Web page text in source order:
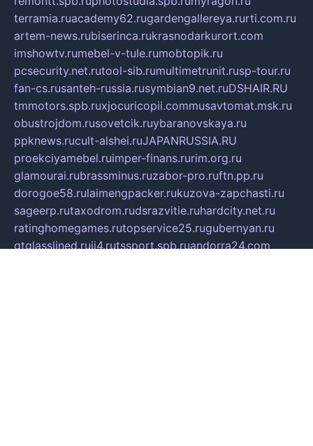
terramia.ruacademy62.rugardengallereya.rurti.com.ru
artem-news.rubiserinca.rukrasnodarkurort.com
imshowtv.rumebel-v-tule.rumobtopik.ru
pcsecurity.net.rutool-sib.rumultimetrunit.rusp-tour.ru
fan-cs.rusanteh-russia.rusymbian9.net.ruDSHAIR.RU
tmmotors.spb.ruxjocuricopii.commusavtomat.msk.ru
obustrojdom.rusovetcik.ruybaranovskaya.ru
ppknews.rucult-alshei.ruJAPANRUSSIA.RU
proekciyamebel.ruimper-finans.rurim.org.ru
glamourai.rubrassminus.ruzabor-pro.ruftn.pp.ru
dorogoe58.rulaimengpacker.rukuzova-zapchasti.ru
sageerp.rutaxodrom.rudsrazvitie.ruhardcity.net.ru
ratinghomegames.rutopservice25.rugubernyan.ru
gtglasslined.ruii4.rutssport.spb.ruandorra24.com